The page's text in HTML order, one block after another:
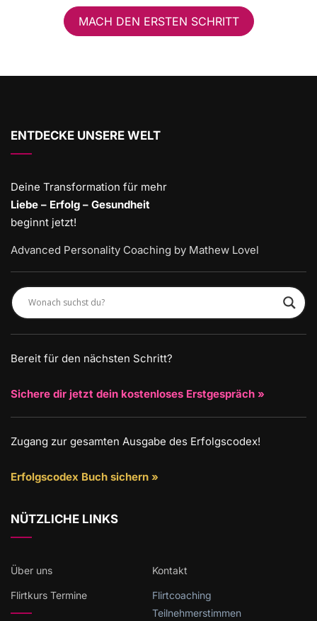
MACH DEN ERSTEN SCHRITT
ENTDECKE UNSERE WELT
Deine Transformation für mehr
Liebe – Erfolg – Gesundheit
beginnt jetzt!
Advanced Personality Coaching by Mathew Lovel
Bereit für den nächsten Schritt?
Sichere dir jetzt dein kostenloses Erstgespräch »
Zugang zur gesamten Ausgabe des Erfolgscodex!
Erfolgscodex Buch sichern »
NÜTZLICHE LINKS
Über uns Kontakt
Flirtkurs Termine
Flirtcoaching
Teilnehmerstimmen